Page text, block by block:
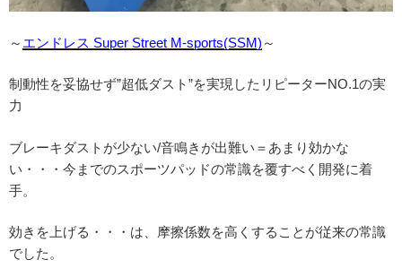
～ エンドレス Super Street M-sports(SSM) ～
制動性を妥協せず”超低ダスト”を実現したリピーターNO.1の実
力
ブレーキダストが少ない/音鳴きが出難い＝あまり効かな
い・・・今までのスポーツパッドの常識を覆すべく開発に着
手。
効きを上げる・・・は、摩擦係数を高くすることが従来の常識
でした。